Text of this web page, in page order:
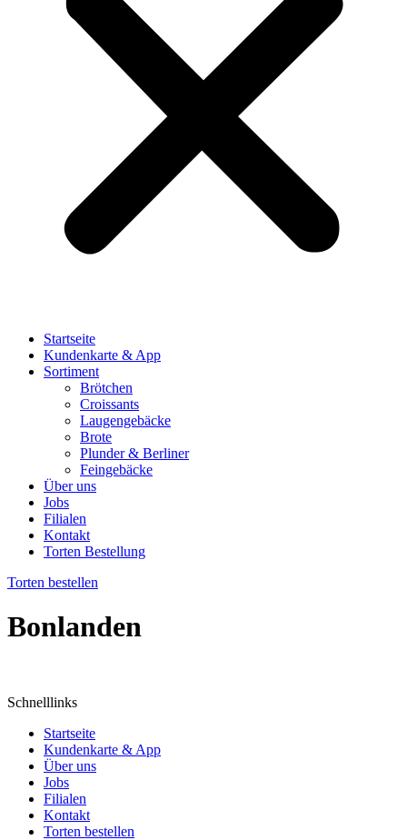
Startseite
Kundenkarte & App
Sortiment
Brötchen
Croissants
Laugengebäcke
Brote
Plunder & Berliner
Feingebäcke
Über uns
Jobs
Filialen
Kontakt
Torten Bestellung
Torten bestellen
Bonlanden
Schnelllinks
Startseite
Kundenkarte & App
Über uns
Jobs
Filialen
Kontakt
Torten bestellen